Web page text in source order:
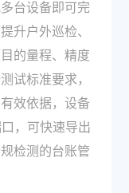
台设备即可完
升户外巡检、
的量程、精度
试标准要求，
效依据，设备
，可快速导出
检测的台账管